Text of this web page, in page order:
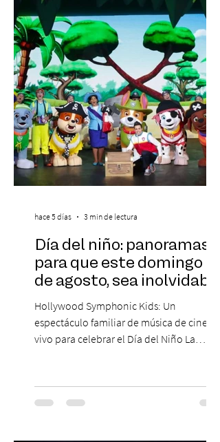
realidad de miles de trabajadores, Trabajo
de Monos – Reflexiones de la Selva
Corporativa, del autor Mauricio Eduardo
Medina, ha trascendido el ámbito editorial
Día del niño: panoramas
para que este domingo 09
de agosto, sea inolvidable
Hollywood Symphonic Kids: Un
espectáculo familiar de música de cine en
vivo para celebrar el Día del Niño La
musical única e inolvidable con motivo del
Día del Niño. El espectáculo Hollywood
de todos los tiempos en un concierto en
hace 5 días 3 min de lectura